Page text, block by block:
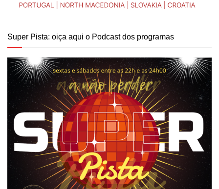
Super Pista: oiça aqui o Podcast dos programas